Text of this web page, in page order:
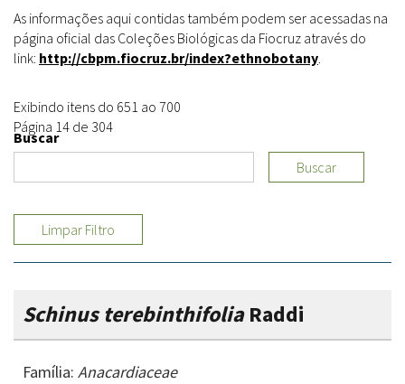
As informações aqui contidas também podem ser acessadas na
página oficial das Coleções Biológicas da Fiocruz através do
link: http://cbpm.fiocruz.br/index?ethnobotany.
Exibindo itens do 651 ao 700
Página 14 de 304
Buscar
Buscar
Limpar Filtro
Schinus terebinthifoliaRaddi
Família: Anacardiaceae